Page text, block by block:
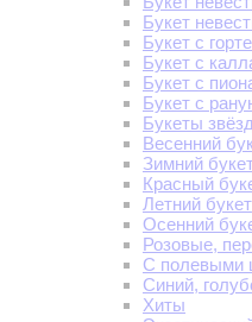
Букет
Букет с
Букет с
Букет с
Букет с
Букеты звёзд
Весенний
Зимний
Красный
Летний букет
Осенний
Розовые,
С полевыми
Синий,
Хиты